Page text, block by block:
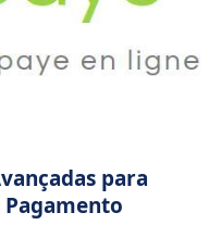
para
Pagamento